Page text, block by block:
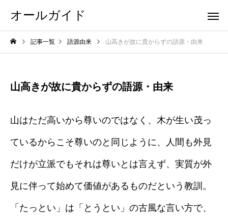
オールガイド
記事一覧 語源由来 山高きが故に貴からずの語源・由来
山高きが故に貴からずの語源・由来
山はただ高いから尊いのではなく、木が生い茂っ
ているからこそ尊いのと同じように、人間も外見
だけが立派でもそれは尊いとは言えず、実質が外
見に伴って始めて価値があるものだという教訓。
「たっとい」は「とうとい」の古風な言い方で、